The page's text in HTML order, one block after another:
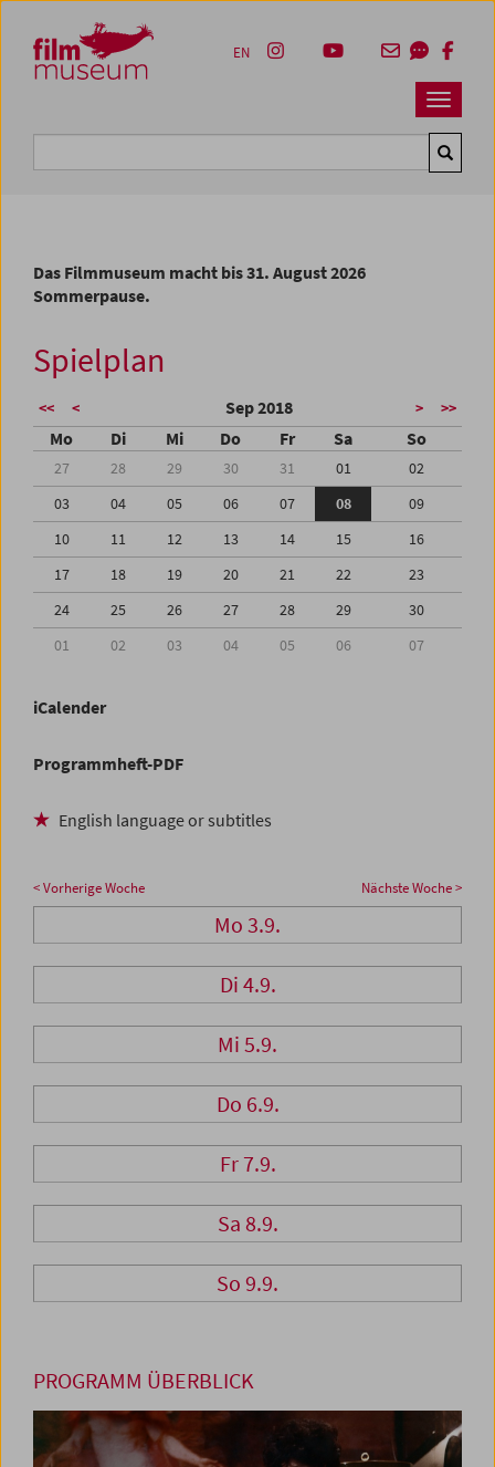
Zum Inhalt
Zum Hauptmenü
Zur Servicenavigation
Zum Suche
Navbar
EN
Das Filmmuseum macht bis 31. August 2026
Sommerpause.
Spielplan
<< < Sep 2018 > >>
Mo Di Mi Do Fr Sa So
27 28 29 30 31 01
02
03
04 05 06 07 08
09
10
11 12 13 14 15
16
17
18 19 20 21 22
23
24
25 26 27 28 29
30
01
02 03 04 05 06 07
iCalender
Programmheft-PDF
English language or subtitles
< Vorherige Woche Nächste Woche >
Mo 3.9.
Di 4.9.
Mi 5.9.
Do 6.9.
Fr 7.9.
Sa 8.9.
So 9.9.
PROGRAMM ÜBERBLICK